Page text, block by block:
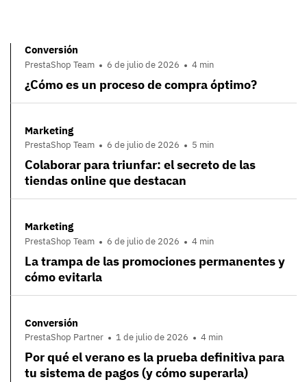
Conversión
PrestaShop Team 6 de julio de 2026 4 min
¿Cómo es un proceso de compra óptimo?
Marketing
PrestaShop Team 6 de julio de 2026 5 min
Colaborar para triunfar: el secreto de las
tiendas online que destacan
Marketing
PrestaShop Team 6 de julio de 2026 4 min
La trampa de las promociones permanentes y
cómo evitarla
Conversión
PrestaShop Partner 1 de julio de 2026 4 min
Por qué el verano es la prueba definitiva para
tu sistema de pagos (y cómo superarla)